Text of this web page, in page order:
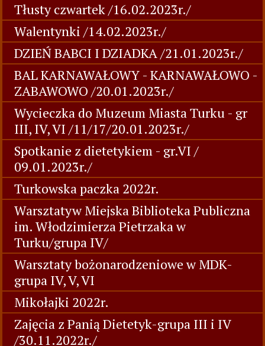
Tłusty czwartek /16.02.2023r./
Walentynki /14.02.2023r./
DZIEŃ BABCI I DZIADKA /21.01.2023r./
BAL KARNAWAŁOWY - KARNAWAŁOWO -
ZABAWOWO /20.01.2023r./
Wycieczka do Muzeum Miasta Turku - gr
III, IV, VI /11/17/20.01.2023r./
Spotkanie z dietetykiem - gr.VI /
09.01.2023r./
Turkowska paczka 2022r.
Warsztatyw Miejska Biblioteka Publiczna
im. Włodzimierza Pietrzaka w
Turku/grupa IV/
Warsztaty bożonarodzeniowe w MDK-
grupa IV, V, VI
Mikołajki 2022r.
Zajęcia z Panią Dietetyk-grupa III i IV
/30.11.2022r./